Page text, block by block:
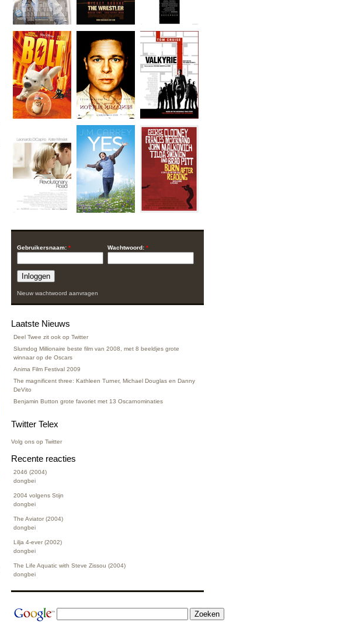
Gebruikersnaam: * Wachtwoord: *
Nieuw wachtwoord aanvragen
Laatste Nieuws
Deel Twee zit ook op Twitter
Slumdog Millionaire beste film van 2008, met 8 beeldjes grote
winnaar op de Oscars
Anima Film Festival 2009
The magnificent three: Kathleen Turner, Michael Douglas en Danny
DeVito
Benjamin Button grote favoriet met 13 Oscarnominaties
Twitter Telex
Volg ons op Twitter
Recente reacties
2046 (2004)
dongbei
2004 volgens Stijn
dongbei
The Aviator (2004)
dongbei
Lilja 4-ever (2002)
dongbei
The Life Aquatic with Steve Zissou (2004)
dongbei